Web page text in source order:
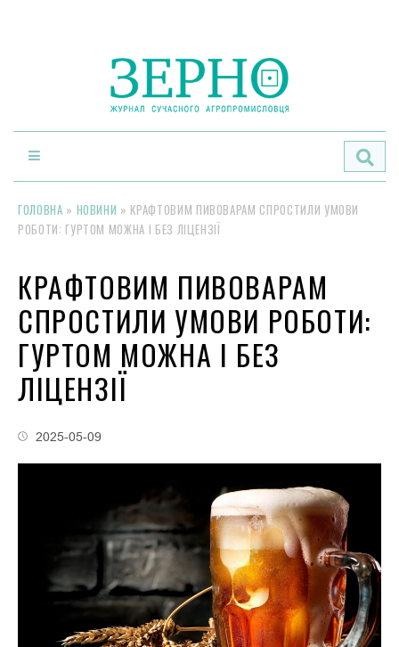
ГОЛОВНА » НОВИНИ » КРАФТОВИМ ПИВОВАРАМ СПРОСТИЛИ УМОВИ
РОБОТИ: ГУРТОМ МОЖНА І БЕЗ ЛІЦЕНЗІЇ
КРАФТОВИМ ПИВОВАРАМ
СПРОСТИЛИ УМОВИ РОБОТИ:
ГУРТОМ МОЖНА І БЕЗ
ЛІЦЕНЗІЇ
2025-05-09